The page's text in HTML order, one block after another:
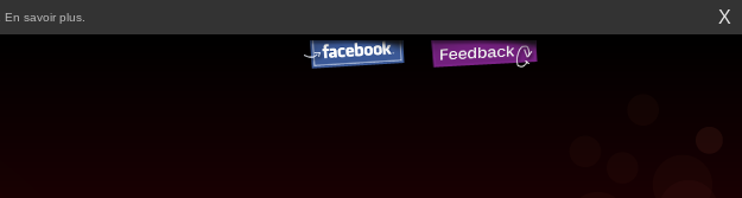
En savoir plus. X